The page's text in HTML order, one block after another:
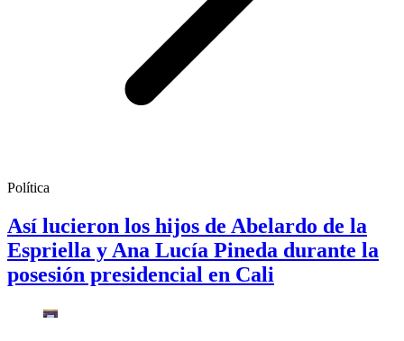
Política
Así lucieron los hijos de Abelardo de la
Espriella y Ana Lucía Pineda durante la
posesión presidencial en Cali